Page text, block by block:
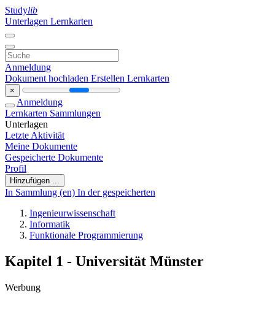
Studylib
Unterlagen Lernkarten
Anmeldung
Dokument hochladen Erstellen Lernkarten
×
Anmeldung
Lernkarten Sammlungen
Unterlagen
Letzte Aktivität
Meine Dokumente
Gespeicherte Dokumente
Profil
Hinzufügen ...
In Sammlung (en) In der gespeicherten
Ingenieurwissenschaft
Informatik
Funktionale Programmierung
Kapitel 1 - Universität Münster
Werbung